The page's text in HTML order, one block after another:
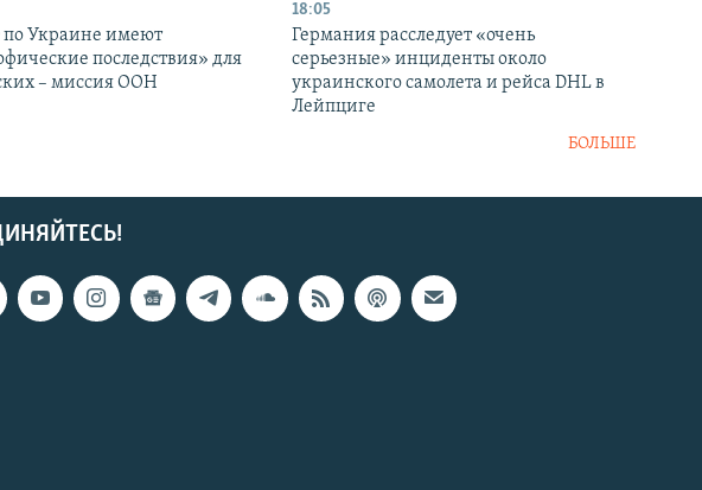
Украине имеют
последствия» для
– миссия ООН
18:05
Германия расследует «очень
серьезные» инциденты около
украинского самолета и рейса DHL в
Лейпциге
БОЛЬШЕ